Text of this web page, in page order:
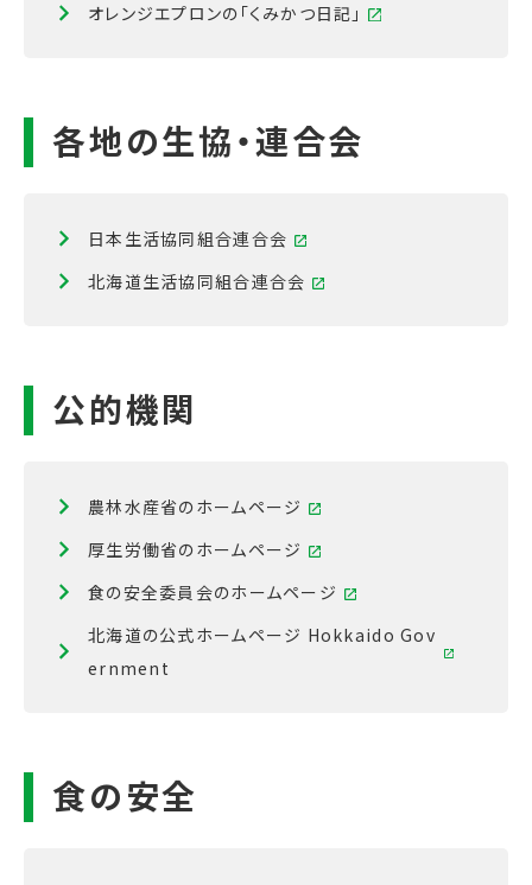
オレンジエプロンの「くみかつ日記」
日本生活協同組合連合会
北海道生活協同組合連合会
農林水産省のホームページ
厚生労働省のホームページ
食の安全委員会のホームページ
北海道の公式ホームページ Hokkaido Gov
ernment